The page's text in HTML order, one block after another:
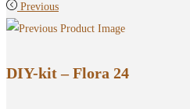
Previous
DIY-kit – Flora 24